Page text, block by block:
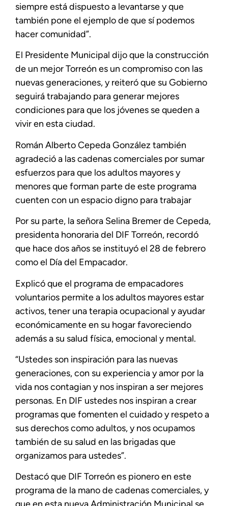
siempre está dispuesto a levantarse y que
también pone el ejemplo de que sí podemos
hacer comunidad”.
El Presidente Municipal dijo que la construcción
de un mejor Torreón es un compromiso con las
nuevas generaciones, y reiteró que su Gobierno
seguirá trabajando para generar mejores
condiciones para que los jóvenes se queden a
vivir en esta ciudad.
Román Alberto Cepeda González también
agradeció a las cadenas comerciales por sumar
esfuerzos para que los adultos mayores y
menores que forman parte de este programa
cuenten con un espacio digno para trabajar
Por su parte, la señora Selina Bremer de Cepeda,
presidenta honoraria del DIF Torreón, recordó
que hace dos años se instituyó el 28 de febrero
como el Día del Empacador.
Explicó que el programa de empacadores
voluntarios permite a los adultos mayores estar
activos, tener una terapia ocupacional y ayudar
económicamente en su hogar favoreciendo
además a su salud física, emocional y mental.
“Ustedes son inspiración para las nuevas
generaciones, con su experiencia y amor por la
vida nos contagian y nos inspiran a ser mejores
personas. En DIF ustedes nos inspiran a crear
programas que fomenten el cuidado y respeto a
sus derechos como adultos, y nos ocupamos
también de su salud en las brigadas que
organizamos para ustedes”.
Destacó que DIF Torreón es pionero en este
programa de la mano de cadenas comerciales, y